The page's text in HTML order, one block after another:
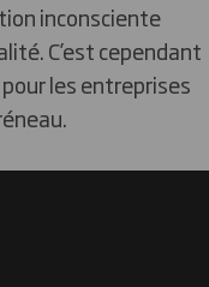
inconsciente
C’est cependant
les entreprises